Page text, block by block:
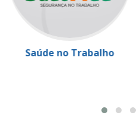
Saúde no Trabalho